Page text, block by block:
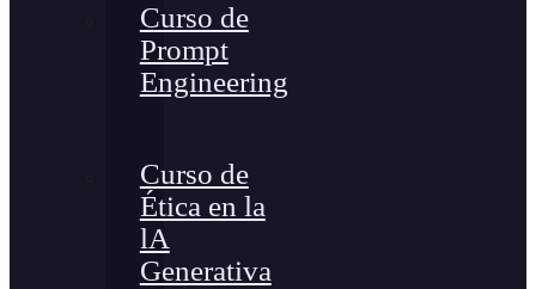
Curso de
Prompt
Engineering
Curso de
Ética en la
lA
Generativa